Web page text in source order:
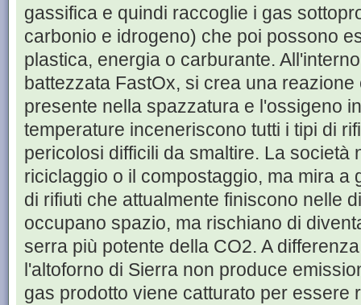
gassifica e quindi raccoglie i gas
carbonio e idrogeno) che poi possono
plastica, energia o carburante.
battezzata FastOx, si crea una
presente nella spazzatura e l'ossigeno
temperature inceneriscono tutti i tipi di
pericolosi difficili da smaltire. La società
riciclaggio o il compostaggio, ma mira a
di rifiuti che attualmente finiscono nelle
occupano spazio, ma rischiano di
serra più potente della CO2. A
l'altoforno di Sierra non produce
gas prodotto viene catturato per essere